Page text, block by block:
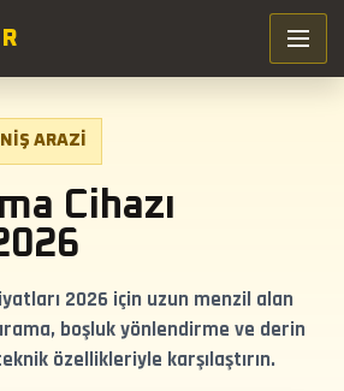
ARAZI
Cihazı
2026 için uzun menzil alan
boşluk yönlendirme ve derin
özellikleriyle karşılaştırın.